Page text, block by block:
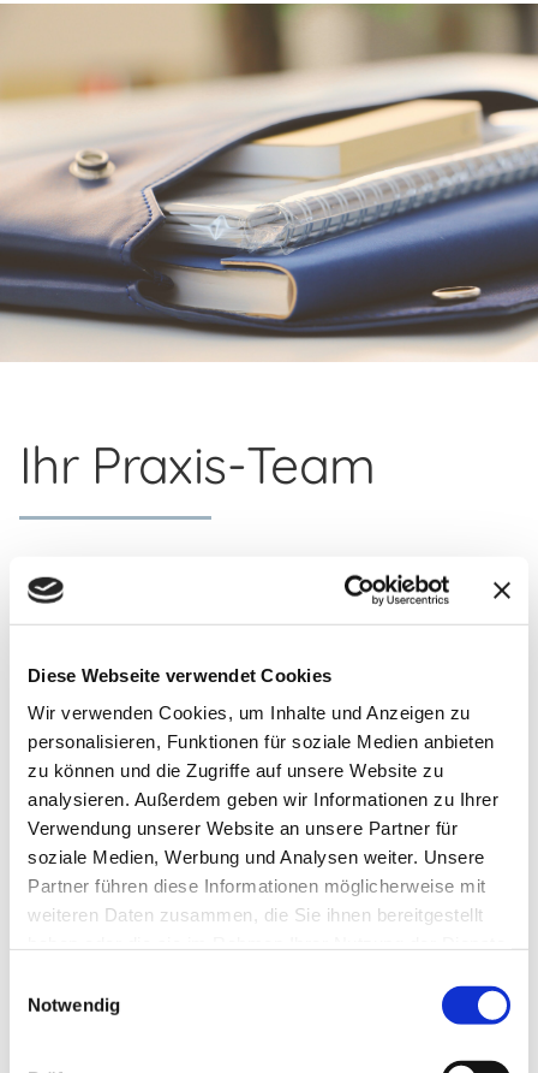
Diese Webseite verwendet Cookies
Wir verwenden Cookies, um Inhalte und Anzeigen zu
personalisieren, Funktionen für soziale Medien anbieten
zu können und die Zugriffe auf unsere Website zu
analysieren. Außerdem geben wir Informationen zu Ihrer
Verwendung unserer Website an unsere Partner für
soziale Medien, Werbung und Analysen weiter. Unsere
Partner führen diese Informationen möglicherweise mit
weiteren Daten zusammen, die Sie ihnen bereitgestellt
Notwendig
Ihr Praxis-Team